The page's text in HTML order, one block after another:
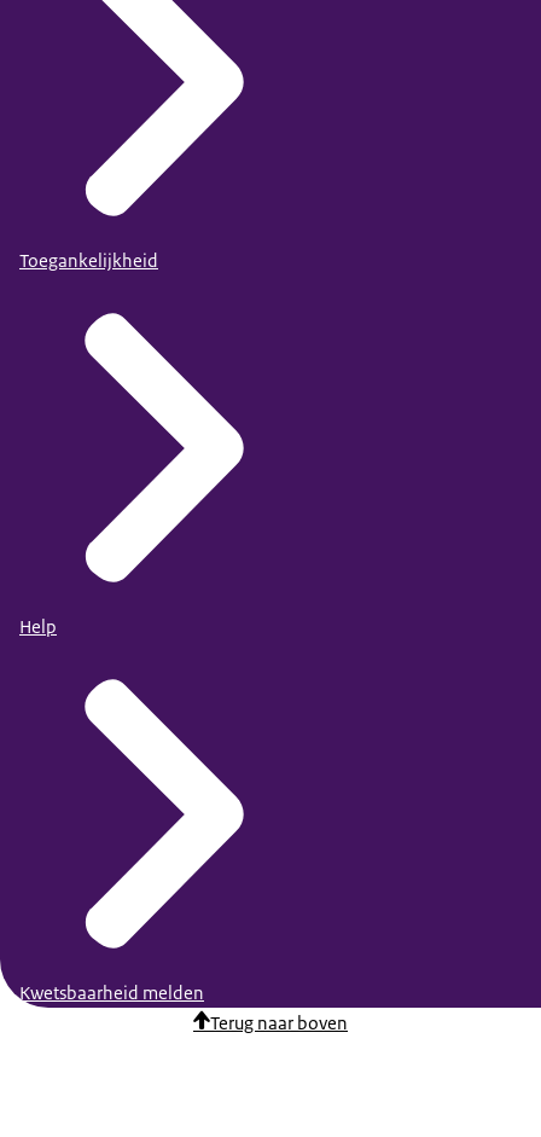
Toegankelijkheid
Help
Kwetsbaarheid melden
Terug naar boven